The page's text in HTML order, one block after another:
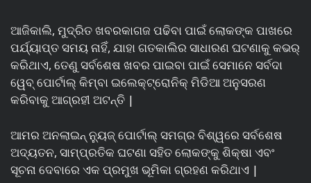
ଆଜିକାଲି, ମୁଦ୍ରିତ ଖବରକାଗଜ ପଢିବା ପାଇଁ ଲୋକଙ୍କ ପାଖରେ
ପର୍ଯ୍ୟାପ୍ତ ସମୟ ନାହିଁ, ଯାହା ଗତକାଲିର ସାଧାରଣ ଘଟଣାକୁ କଭର୍
କରିଥାଏ, ତେଣୁ ସର୍ବଶେଷ ଖବର ପାଇବା ପାଇଁ ସେମାନେ ସର୍ବଦା
ୱେବ୍ ପୋର୍ଟାଲ୍ କିମ୍ବା ଇଲେକ୍ଟ୍ରୋନିକ୍ ମିଡିଆ ଅନୁସରଣ
କରିବାକୁ ଆଗ୍ରହୀ ଅଟନ୍ତି |
ଆମର ଅନଲାଇନ୍ ନ୍ୟୁଜ୍ ପୋର୍ଟାଲ୍ ସମଗ୍ର ବିଶ୍ୱରେ ସର୍ବଶେଷ
ଅଦ୍ୟତନ, ସାମ୍ପ୍ରତିକ ଘଟଣା ସହିତ ଲୋକଙ୍କୁ ଶିକ୍ଷା ଏବଂ
ସୂଚନା ଦେବାରେ ଏକ ପ୍ରମୁଖ ଭୂମିକା ଗ୍ରହଣ କରିଥାଏ |